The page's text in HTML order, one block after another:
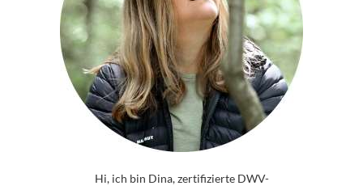
Hi, ich bin Dina, zertifizierte DWV-